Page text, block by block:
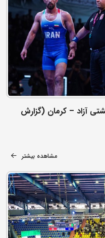
ملی کشتی آزاد – کرمان (گزارش
مشاهده بیشتر